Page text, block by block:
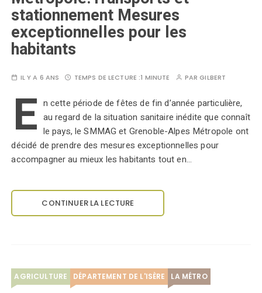
stationnement Mesures
exceptionnelles pour les
habitants
IL Y A 6 ANS TEMPS DE LECTURE :1 MINUTE PARGILBERT
E n cette période de fêtes de fin d’année particulière,
au regard de la situation sanitaire inédite que connaît
le pays, le SMMAG et Grenoble-Alpes Métropole ont
décidé de prendre des mesures exceptionnelles pour
accompagner au mieux les habitants tout en…
CONTINUER LA LECTURE
AGRICULTURE DÉPARTEMENT DE L'ISÈRE LA MÉTRO